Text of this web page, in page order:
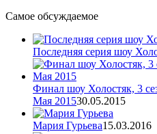
Самое обсуждаемое
Последняя серия шоу
Финал шоу Холостяк, 3
Мая 201530.05.2015
Мария Гурьева15.03.2016